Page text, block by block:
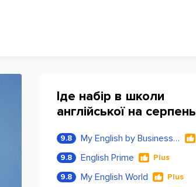
Іде набір в школи
англійської на серпень
9.8 My English by Business Language
9.8 English Prime Plus
9.8 My English World Plus